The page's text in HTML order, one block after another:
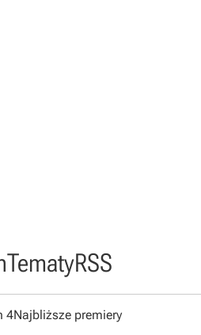
TematyRSS
4Najbliższe premiery